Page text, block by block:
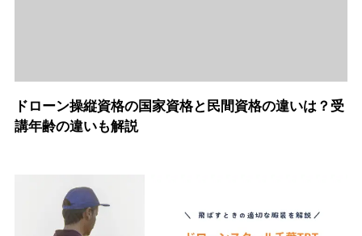
ドローン操縦資格の国家資格と民間資格の違いは？受
講年齢の違いも解説